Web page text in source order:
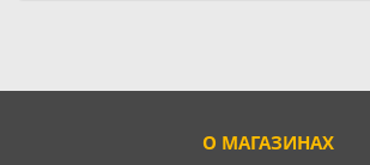
О МАГАЗИНАХ